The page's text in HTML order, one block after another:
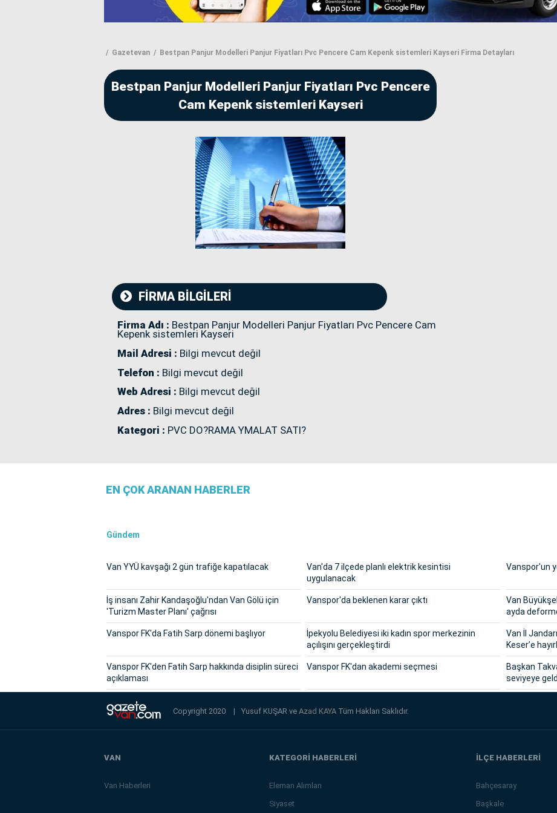
Gazetevan Bestpan Panjur Modelleri Panjur Fiyatları Pvc Pencere Cam Kepenk sistemleri Kayseri Firma Detayları
Bestpan Panjur Modelleri Panjur Fiyatları Pvc Pencere
Cam Kepenk sistemleri Kayseri
FİRMA BİLGİLERİ
Firma Adı : Bestpan Panjur Modelleri Panjur Fiyatları Pvc Pencere Cam
Kepenk sistemleri Kayseri
Mail Adresi : Bilgi mevcut değil
Telefon : Bilgi mevcut değil
Web Adresi : Bilgi mevcut değil
Adres : Bilgi mevcut değil
Kategori : PVC DO?RAMA YMALAT SATI?
EN ÇOK ARANAN HABERLER
Gündem
Van YYÜ kavşağı 2 gün trafiğe kapatılacak
Van'da 7 ilçede planlı elektrik kesintisi
uygulanacak
Vanspor'un
İş insanı Zahir Kandaşoğlu'ndan Van Gölü için
'Turizm Master Planı' çağrısı
Vanspor'da beklenen karar çıktı
Van
ayda
Vanspor FK'da Fatih Sarp dönemi başlıyor
İpekyolu Belediyesi iki kadın spor merkezinin
açılışını gerçekleştirdi
Van İl
Keser’e
Vanspor FK'den Fatih Sarp hakkında disiplin süreci
açıklaması
Vanspor FK'dan akademi seçmesi
Başkan
seviyeye
Copyright 2020 | Yusuf KUŞAR veAzad KAYA Tüm Hakları Saklıdır.
VAN
Van Haberleri
KATEGORİ HABERLERİ
Eleman Alımları
Siyaset
İLÇE HABERLERİ
Bahçesaray
Başkale